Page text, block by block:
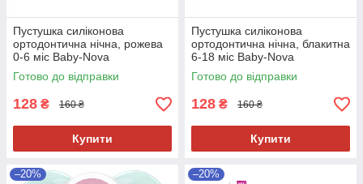
Пустушка силіконова
ортодонтична нічна, рожева
0-6 міс Baby-Nova
Готово до відправки
128 ₴ 160 ₴
Купити
Пустушка силіконова
ортодонтична нічна, блакитна
6-18 міс Baby-Nova
Готово до відправки
128 ₴ 160 ₴
Купити
–20% –20%